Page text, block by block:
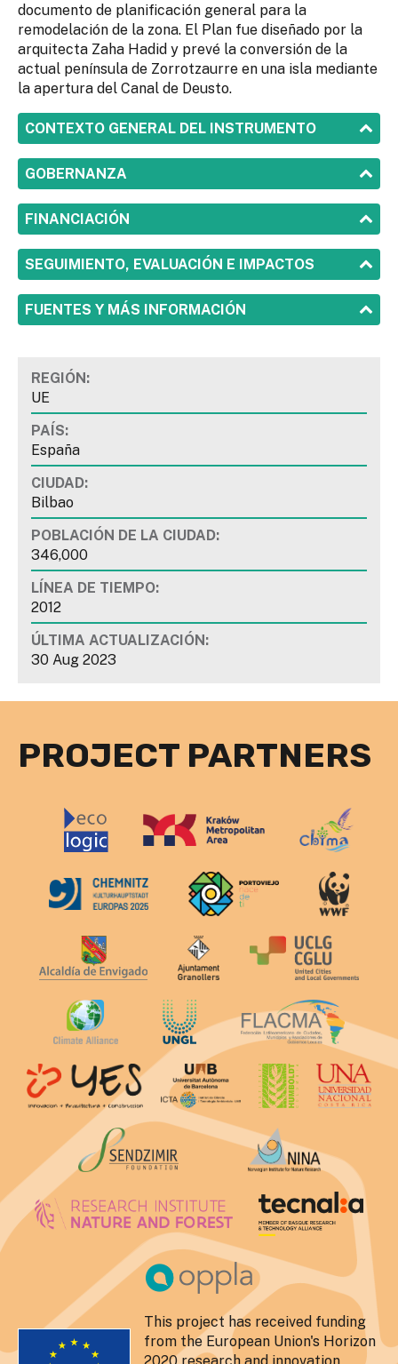
documento de planificación general para la
remodelación de la zona. El Plan fue diseñado por la
arquitecta Zaha Hadid y prevé la conversión de la
actual península de Zorrotzaurre en una isla mediante
la apertura del Canal de Deusto.
SHOW
CONTEXTO GENERAL DEL INSTRUMENTO
SHOW
GOBERNANZA
SHOW
FINANCIACIÓN
SHOW
SEGUIMIENTO, EVALUACIÓN E IMPACTOS
SHOW
FUENTES Y MÁS INFORMACIÓN
REGIÓN:
UE
PAÍS:
España
CIUDAD:
Bilbao
POBLACIÓN DE LA CIUDAD:
346,000
LÍNEA DE TIEMPO:
2012
ÚLTIMA ACTUALIZACIÓN:
30 Aug 2023
PROJECT PARTNERS
This project has received funding
from the European Union's Horizon
2020 research and innovation